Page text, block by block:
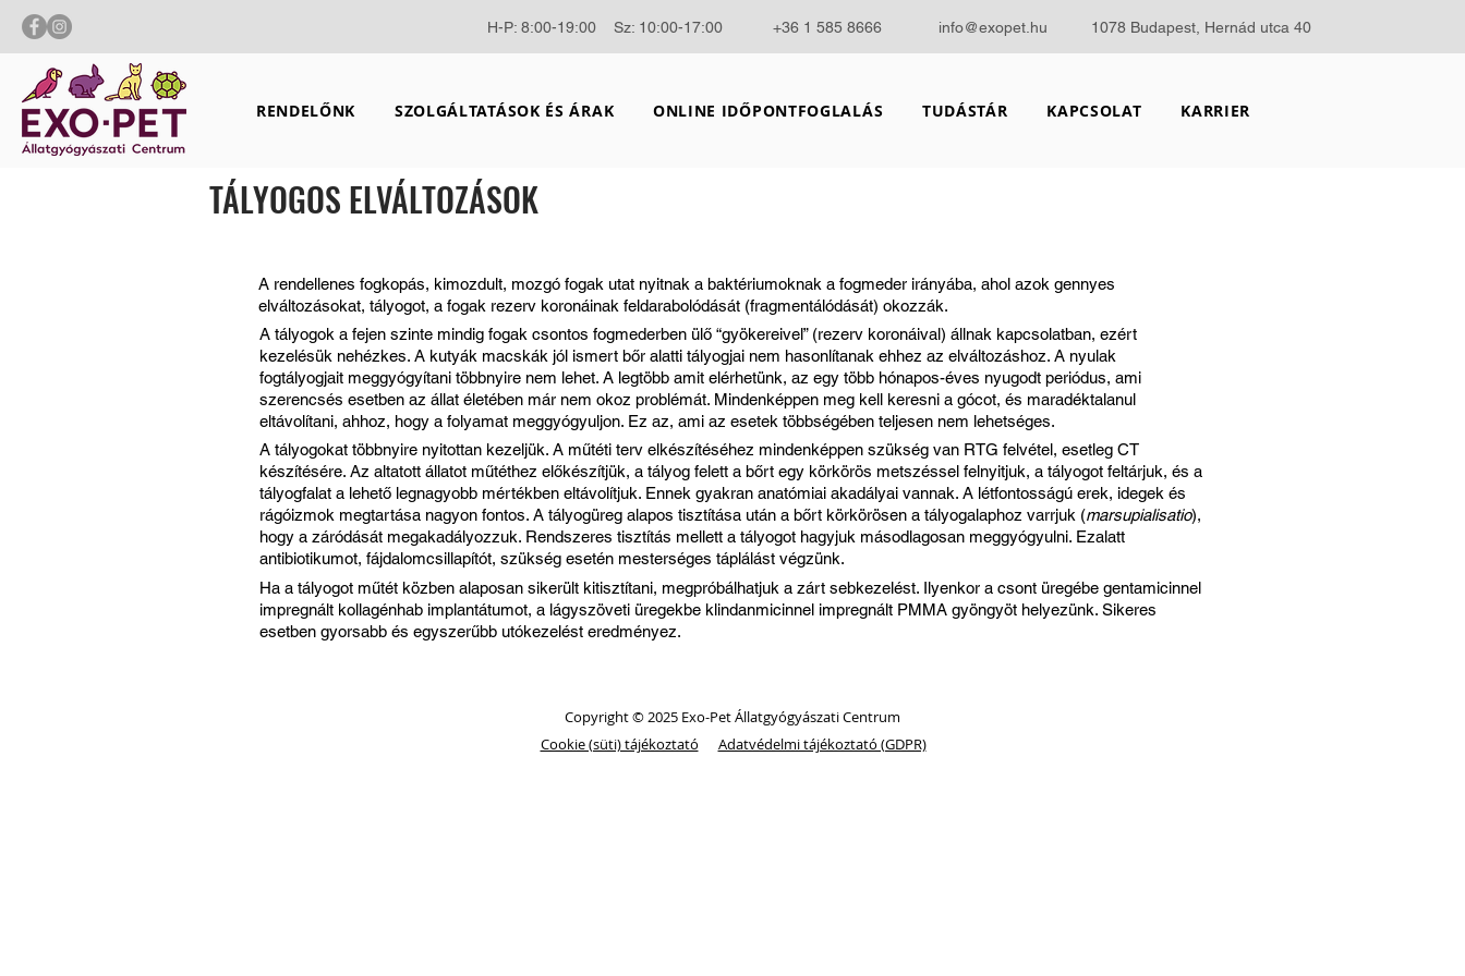
H-P: 8:00-19:00 Sz: 10:00-17:00 +36 1 585 8666 info@exopet.hu 1078 Budapest, Hernád utca 40
RENDELŐNK SZOLGÁLTATÁSOK ÉS ÁRAK ONLINE IDŐPONTFOGLALÁS TUDÁSTÁR KAPCSOLAT KARRIER
TÁLYOGOS ELVÁLTOZÁSOK
A rendellenes fogkopás, kimozdult, mozgó fogak utat nyitnak a baktériumoknak a fogmeder irányába, ahol azok gennyes
elváltozásokat, tályogot, a fogak rezerv koronáinak feldarabolódását (fragmentálódását) okozzák.
A tályogok a fejen szinte mindig fogak csontos fogmederben ülő “gyökereivel” (rezerv koronáival) állnak kapcsolatban, ezért
kezelésük nehézkes. A kutyák macskák jól ismert bőr alatti tályogjai nem hasonlítanak ehhez az elváltozáshoz. A nyulak
fogtályogjait meggyógyítani többnyire nem lehet. A legtöbb amit elérhetünk, az egy több hónapos-éves nyugodt periódus, ami
szerencsés esetben az állat életében már nem okoz problémát. Mindenképpen meg kell keresni a gócot, és maradéktalanul
eltávolítani, ahhoz, hogy a folyamat meggyógyuljon. Ez az, ami az esetek többségében teljesen nem lehetséges.
A tályogokat többnyire nyitottan kezeljük. A műtéti terv elkészítéséhez mindenképpen szükség van RTG felvétel, esetleg CT
készítésére. Az altatott állatot műtéthez előkészítjük, a tályog felett a bőrt egy körkörös metszéssel felnyitjuk, a tályogot feltárjuk, és a
tályogfalat a lehető legnagyobb mértékben eltávolítjuk. Ennek gyakran anatómiai akadályai vannak. A létfontosságú erek, idegek és
rágóizmok megtartása nagyon fontos. A tályogüreg alapos tisztítása után a bőrt körkörösen a tályogalaphoz varrjuk (marsupialisatio),
hogy a záródását megakadályozzuk. Rendszeres tisztítás mellett a tályogot hagyjuk másodlagosan meggyógyulni. Ezalatt
antibiotikumot, fájdalomcsillapítót, szükség esetén mesterséges táplálást végzünk.
Ha a tályogot műtét közben alaposan sikerült kitisztítani, megpróbálhatjuk a zárt sebkezelést. Ilyenkor a csont üregébe gentamicinnel
impregnált kollagénhab implantátumot, a lágyszöveti üregekbe klindanmicinnel impregnált PMMA gyöngyöt helyezünk. Sikeres
esetben gyorsabb és egyszerűbb utókezelést eredményez.
Copyright © 2025 Exo-Pet Állatgyógyászati Centrum
Cookie (süti) tájékoztató
Adatvédelmi tájékoztató (GDPR)